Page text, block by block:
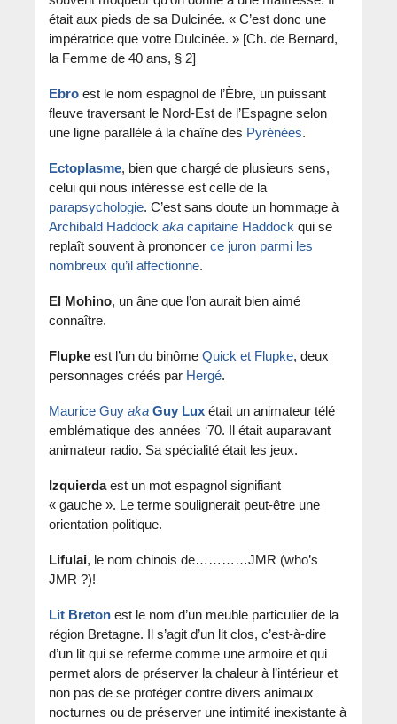
était aux pieds de sa Dulcinée. « C’est donc une
impératrice que votre Dulcinée. » [Ch. de Bernard,
la Femme de 40 ans, § 2]
Ebro est le nom espagnol de l’Èbre, un puissant
fleuve traversant le Nord-Est de l’Espagne selon
une ligne parallèle à la chaîne des Pyrénées.
Ectoplasme, bien que chargé de plusieurs sens,
celui qui nous intéresse est celle de la
parapsychologie. C’est sans doute un hommage à
Archibald Haddock aka capitaine Haddock qui se
replaît souvent à prononcer ce juron parmi les
nombreux qu’il affectionne.
El Mohino, un âne que l’on aurait bien aimé
connaître.
Flupke est l’un du binôme Quick et Flupke, deux
personnages créés par Hergé.
Maurice Guy aka Guy Lux était un animateur télé
emblématique des années ‘70. Il était auparavant
animateur radio. Sa spécialité était les jeux.
Izquierdaest un mot espagnol signifiant
« gauche ». Le terme soulignerait peut-être une
orientation politique.
Lifulai, le nom chinois de…………JMR (who’s
JMR ?)!
Lit Breton est le nom d’un meuble particulier de la
région Bretagne. Il s’agit d’un lit clos, c’est-à-dire
d’un lit qui se referme comme une armoire et qui
permet alors de préserver la chaleur à l’intérieur et
non pas de se protéger contre divers animaux
nocturnes ou de préserver une intimité inexistante à